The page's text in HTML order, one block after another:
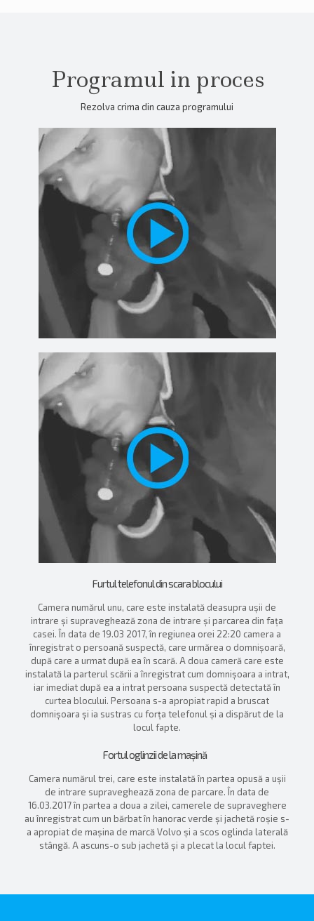
Programul in proces
Rezolva crima din cauza programului
Furtul telefonul din scara blocului
Camera numărul unu, care este instalată deasupra ușii de
intrare și supraveghează zona de intrare și parcarea din fața
casei. În data de 19.03 2017, în regiunea orei 22:20 camera a
înregistrat o persoană suspectă, care urmărea o domnișoară,
după care a urmat după ea în scară. A doua cameră care este
instalată la parterul scării a înregistrat cum domnișoara a intrat,
iar imediat după ea a intrat persoana suspectă detectată în
curtea blocului. Persoana s-a apropiat rapid a bruscat
domnișoara și ia sustras cu forța telefonul și a dispărut de la
locul fapte.
Fortul oglinzii de la mașină
Camera numărul trei, care este instalată în partea opusă a ușii
de intrare supraveghează zona de parcare. În data de
16.03.2017 în partea a doua a zilei, camerele de supraveghere
au înregistrat cum un bărbat în hanorac verde și jachetă roșie s-
a apropiat de mașina de marcă Volvo și a scos oglinda laterală
stângă. A ascuns-o sub jachetă și a plecat la locul faptei.